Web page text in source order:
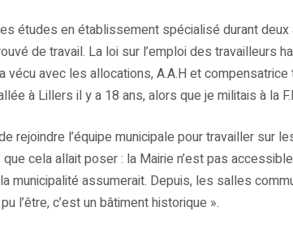
études en établissement spécialisé durant
de travail. La loi sur l’emploi des travailleurs
vécu avec les allocations, A.A.H et compensatrice
à Lillers il y a 18 ans, alors que je militais à la
rejoindre l’équipe municipale pour travailler sur
cela allait poser : la Mairie n’est pas
municipalité assumerait. Depuis, les salles
l’être, c’est un bâtiment historique ».